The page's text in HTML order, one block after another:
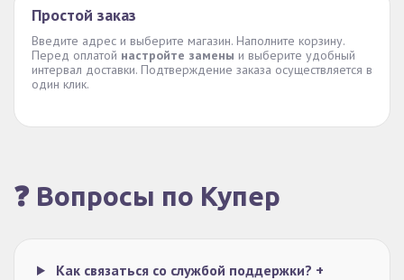
Простой заказ
Введите адрес и выберите магазин. Наполните корзину.
Перед оплатой настройте замены и выберите удобный
интервал доставки. Подтверждение заказа осуществляется в
один клик.
❓ Вопросы по Купер
Как связаться со службой поддержки? +